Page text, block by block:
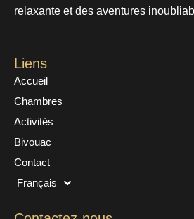
relaxante et des aventures
Liens
Accueil
Chambres
Activités
Bivouac
Contact
Français